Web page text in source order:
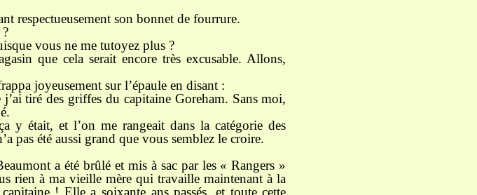
respectueusement son bonnet de fourrure.
vous ne me tutoyez plus ?
que cela serait encore très excusable. Allons,
joyeusement sur l’épaule en disant :
tiré des griffes du capitaine Goreham. Sans moi,
y était, et l’on me rangeait dans la catégorie des
pas été aussi grand que vous semblez le croire.
a été brûlé et mis à sac par les « Rangers »
rien à ma vieille mère qui travaille maintenant à la
! Elle a soixante ans passés, et toute cette